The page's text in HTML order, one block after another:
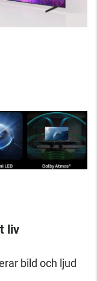
liv
bild och ljud